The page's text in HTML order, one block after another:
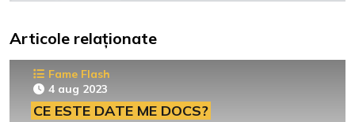
Articole relaționate
Fame Flash
4 aug 2023
CE ESTE DATE ME DOCS?